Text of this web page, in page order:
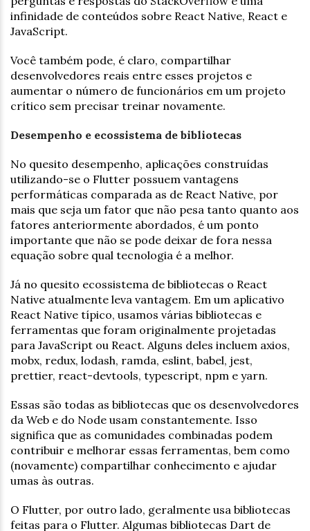
infinidade de conteúdos sobre React Native, React e
JavaScript.
Você também pode, é claro, compartilhar
desenvolvedores reais entre esses projetos e
aumentar o número de funcionários em um projeto
crítico sem precisar treinar novamente.
Desempenho e ecossistema de bibliotecas
No quesito desempenho, aplicações construídas
utilizando-se o Flutter possuem vantagens
performáticas comparada as de React Native, por
mais que seja um fator que não pesa tanto quanto aos
fatores anteriormente abordados, é um ponto
importante que não se pode deixar de fora nessa
equação sobre qual tecnologia é a melhor.
Já no quesito ecossistema de bibliotecas o React
Native atualmente leva vantagem. Em um aplicativo
React Native típico, usamos várias bibliotecas e
ferramentas que foram originalmente projetadas
para JavaScript ou React. Alguns deles incluem axios,
mobx, redux, lodash, ramda, eslint, babel, jest,
prettier, react-devtools, typescript, npm e yarn.
Essas são todas as bibliotecas que os desenvolvedores
da Web e do Node usam constantemente. Isso
significa que as comunidades combinadas podem
contribuir e melhorar essas ferramentas, bem como
(novamente) compartilhar conhecimento e ajudar
umas às outras.
O Flutter, por outro lado, geralmente usa bibliotecas
feitas para o Flutter. Algumas bibliotecas Dart de